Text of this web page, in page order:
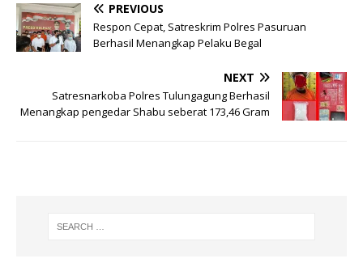
PREVIOUS
Respon Cepat, Satreskrim Polres Pasuruan
Berhasil Menangkap Pelaku Begal
NEXT
Satresnarkoba Polres Tulungagung Berhasil
Menangkap pengedar Shabu seberat 173,46 Gram